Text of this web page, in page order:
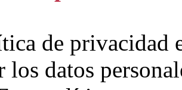
de privacidad
los datos